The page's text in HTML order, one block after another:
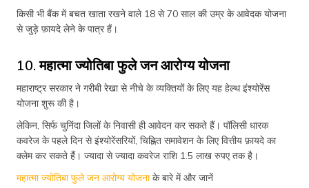
किसी भी बैंक में बचत खाता रखने वाले 18 से 70 साल की उम्र के आवेदक योजना
से जुड़े फ़ायदे लेने के पात्र हैं।
10. महात्मा ज्योतिबा फुले जन आरोग्य योजना
महाराष्ट्र सरकार ने गरीबी रेखा से नीचे के व्यक्तियों के लिए यह हेल्थ इंश्योरेंस
योजना शुरू की है।
लेकिन, सिर्फ चुनिंदा जिलों के निवासी ही आवेदन कर सकते हैं। पॉलिसी धारक
कवरेज के पहले दिन से इंश्योरेंसरियों, चिह्नित समावेशन के लिए वित्तीय फ़ायदे का
क्लेम कर सकते हैं। ज्यादा से ज्यादा कवरेज राशि 1.5 लाख रुपए तक है।
महात्मा ज्योतिबा फुले जन आरोग्य योजनाके बारे में और जानें